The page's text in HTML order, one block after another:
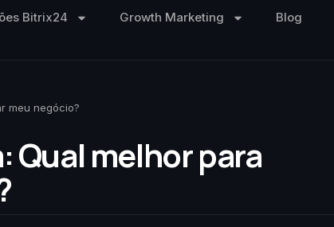
Bitrix24 Growth Marketing Blog
meu negócio?
Qual melhor para